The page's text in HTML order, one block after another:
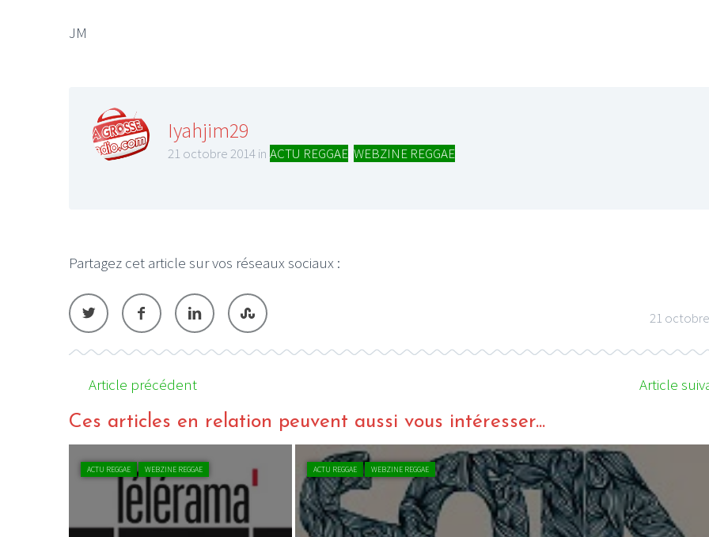
JM
Iyahjim29
21 octobre 2014 in ACTU REGGAE WEBZINE REGGAE
Partagez cet article sur vos réseaux sociaux :
21
Article précédent Article
Ces articles en relation peuvent aussi vous intéresser...
ACTU REGGAE WEBZINE REGGAE ACTU REGGAE WEBZINE REGGAE